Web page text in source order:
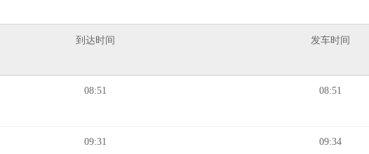
到达时间 发车时间
08:51 08:51
09:31 09:34